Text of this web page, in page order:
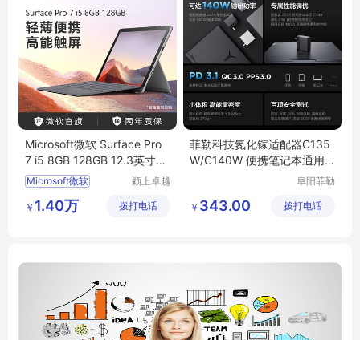
Microsoft微软 Surface Pro
7 i5 8GB 128GB 12.3英寸二
合一平板
Microsoft微软
颍上卓越
有限公司
￥ 1.40万 拨打电话
菲勒科技氮化镓适配器C135
W/C140W 便携笔记本通用
阜阳菲勒
公司
￥ 343.00 拨打电话